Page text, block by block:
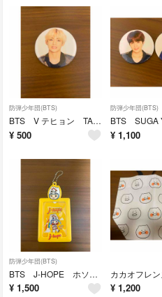
防弾少年団(BTS)
BTS V テヒョン TAEHYUNG 缶バッジ SYS
¥ 500
防弾少年団(BTS)
¥ 1,100
防弾少年団(BTS)
BTS J-HOPE ホソク ピクサーコラボ フォーキー トレカケース
¥ 1,500 ¥ 1,200